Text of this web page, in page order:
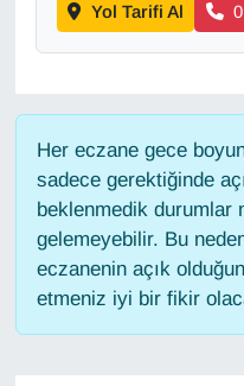
Yol Tarifi Al
Her eczane gece
sadece gerektiğinde
beklenmedik durumlar
gelemeyebilir. Bu
eczanenin açık
etmeniz iyi bir fikir
HABERDE İNSAN
Kadın
Kamu Alımları
Kim Kimdir?
Kültür & Sanat